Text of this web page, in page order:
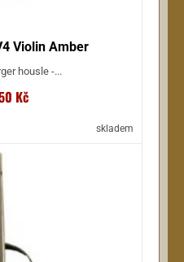
Violin Amber
housle -...
Kč
skladem